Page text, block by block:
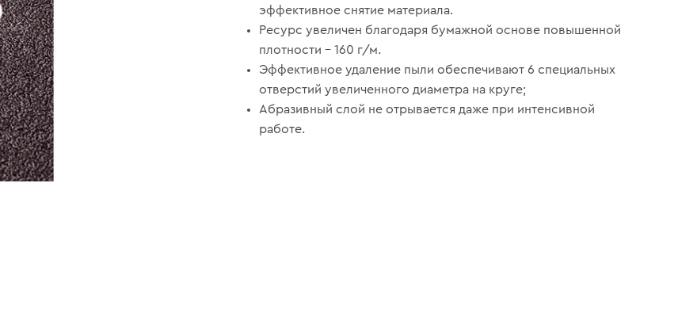
эффективное снятие материала.
Ресурс увеличен благодаря бумажной основе повышенной
плотности – 160 г/м.
Эффективное удаление пыли обеспечивают 6 специальных
отверстий увеличенного диаметра на круге;
Абразивный слой не отрывается даже при интенсивной
работе.